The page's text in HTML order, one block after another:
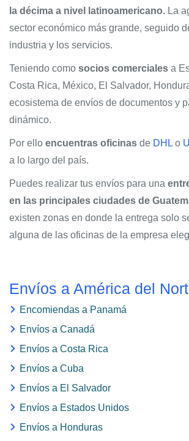
la décima a nivel latinoamericano. La
sector económico más grande, seguido
industria y los servicios.
Teniendo como socios comerciales a
Costa Rica, México, El Salvador,
ecosistema de envíos de documentos y
dinámico.
Por ello encuentras oficinas de DHL o
a lo largo del país.
Puedes realizar tus envíos para una
en las principales ciudades de
existen zonas en donde la entrega solo
alguna de las oficinas de la empresa
Envíos a América del
Encomiendas a Panamá
Envíos a Canadá
Envíos a Costa Rica
Envíos a Cuba
Envíos a El Salvador
Envíos a Estados Unidos
Envíos a Honduras